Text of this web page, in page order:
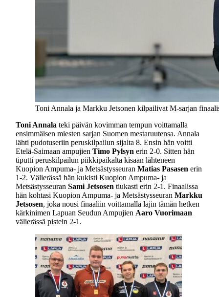
Toni Annala ja Markku Jetsonen kilpailivat M-sarjan
Toni Annala teki päivän kovimman tempun voittamalla
ensimmäisen miesten sarjan Suomen mestaruutensa. Annala
lähti pudotuseriin peruskilpailun sijalta 8. Ensin hän voitti
Etelä-Saimaan ampujien Timo Pylsyn erin 2-0. Sitten hän
tiputti peruskilpailun piikkipaikalta kisaan lähteneen
Kuopion Ampuma- ja Metsästysseuran Matias Pasasen erin
1-2. Välierässä hän kukisti Kuopion Ampuma- ja
Metsästysseuran Sami Jetsosen tiukasti erin 2-1. Finaalissa
hän kohtasi Kuopion Ampuma- ja Metsästysseuran Markku
Jetsosen, joka nousi finaaliin voittamalla lajin tämän hetken
kärkinimen Lapuan Seudun Ampujien Aaro Vuorimaan
välierässä pistein 2-1.